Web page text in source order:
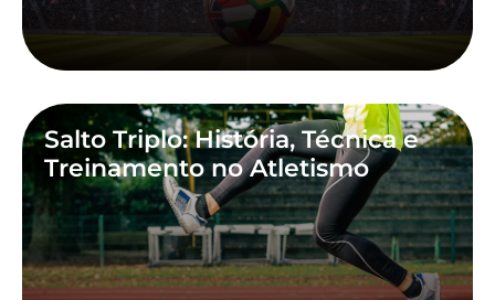
Salto Triplo: História, Técnica e
Treinamento no Atletismo